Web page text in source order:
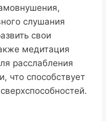
слушания
свои
медитация
расслабления
что способствует